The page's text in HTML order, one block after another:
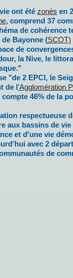
ont été zonés en
, comprend 37
de cohérence
Bayonne (SCOT)
de
la Nive, le
"de 2 EPCI, le
de l’Agglomération
compte 46% de la
respectueuse
aux bassins de
et d'une vie
avec 2
de